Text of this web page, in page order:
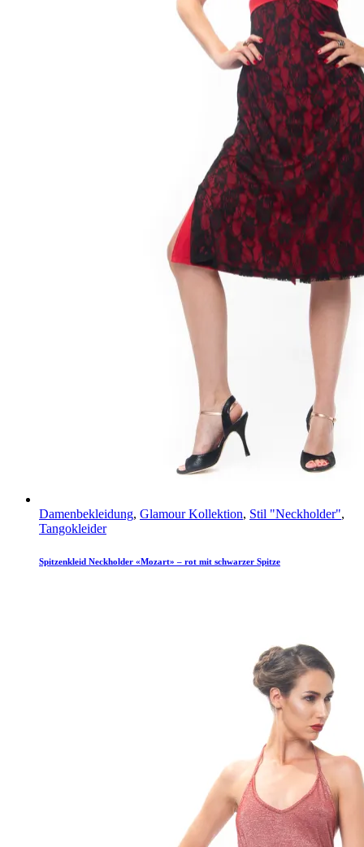
Damenbekleidung, Glamour Kollektion, Stil "Neckholder",
Tangokleider
Spitzenkleid Neckholder «Mozart» – rot mit schwarzer Spitze